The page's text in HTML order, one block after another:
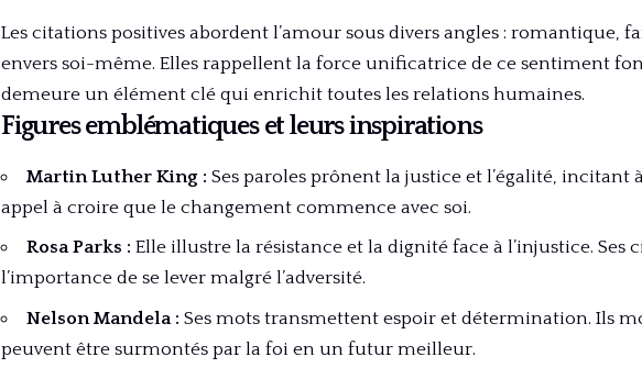
Les citations positives abordent l’amour sous divers angles : romantique,
envers soi-même. Elles rappellent la force unificatrice de ce sentiment
demeure un élément clé qui enrichit toutes les relations humaines.
Figures emblématiques et leurs inspirations
Martin Luther King : Ses paroles prônent la justice et l’égalité, incitant
appel à croire que le changement commence avec soi.
Rosa Parks : Elle illustre la résistance et la dignité face à l’injustice. Ses
l’importance de se lever malgré l’adversité.
Nelson Mandela : Ses mots transmettent espoir et détermination. Ils
peuvent être surmontés par la foi en un futur meilleur.